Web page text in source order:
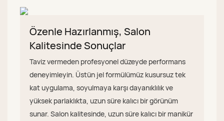
Özenle Hazırlanmış, Salon
Kalitesinde Sonuçlar
Taviz vermeden profesyonel düzeyde performans
deneyimleyin. Üstün jel formülümüz kusursuz tek
kat uygulama, soyulmaya karşı dayanıklılık ve
yüksek parlaklıkta, uzun süre kalıcı bir görünüm
sunar. Salon kalitesinde, uzun süre kalıcı bir manikür